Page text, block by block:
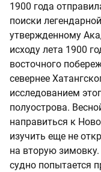
1900 года
поиски
утвержденному
исходу лета 1900
восточного
севернее
исследованием
полуострова.
направиться к
изучить еще не
на вторую
судно попытается